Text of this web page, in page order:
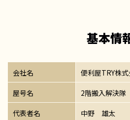
基本情
会社名 便利屋TRY株
屋号名 2階搬入解決隊
代表者名 中野 雄太